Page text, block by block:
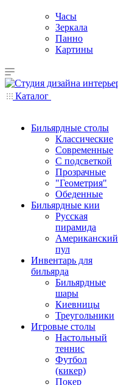
Часы
Зеркала
Панно
Картины
Каталог
Бильярдные столы
Классические
Современные
С подсветкой
Прозрачные
"Геометрия"
Обеденные
Бильярдные кии
Русская
пирамида
Американский
пул
Инвентарь для
бильярда
Бильярдные
шары
Киевницы
Треугольники
Игровые столы
Настольный
теннис
Футбол
(кикер)
Покер